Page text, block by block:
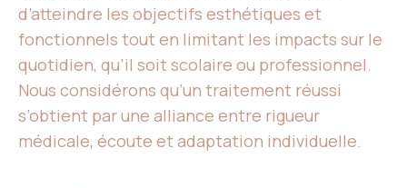
d’atteindre les objectifs esthétiques et
fonctionnels tout en limitant les impacts sur le
quotidien, qu’il soit scolaire ou professionnel.
Nous considérons qu’un traitement réussi
s’obtient par une alliance entre rigueur
médicale, écoute et adaptation individuelle.